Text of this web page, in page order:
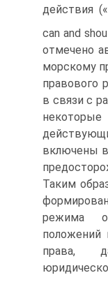
действия
can and
отмечено
морскому
правового
в связи с
включены
Таким
режима
положений
права,